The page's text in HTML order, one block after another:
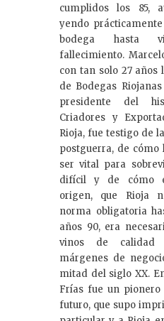
cumplidos los 85,
yendo
bodega hasta
fallecimiento.
con tan solo 27
de Bodegas
presidente del
Criadores y
Rioja, fue testigo de
postguerra, de
ser vital para
difícil y de cómo
origen, que Rioja
norma obligatoria
años 90, era
vinos de
márgenes de
mitad del siglo XX.
Frías fue un
futuro, que supo